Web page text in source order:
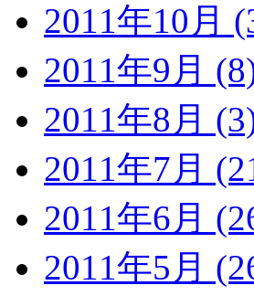
2011年10月
2011年9月
2011年8月
2011年7月
2011年6月
2011年5月